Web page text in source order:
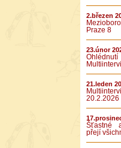
2.březen
Praze 8
23.únor
21.leden
20.2.2026
Šťastné
přejí